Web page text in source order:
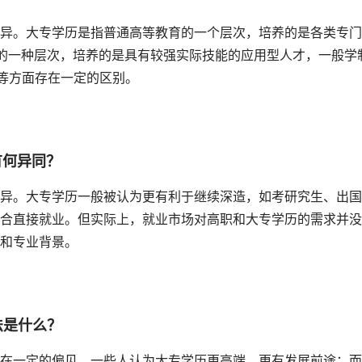
。大专学历是指普通高等教育的一个层次，培养的是各类专
种层次，培养的是具有较强实际技能的应用型人才，一般学
面存在一定的区别。
异同？
。大专学历一般被认为更有利于继续深造，如考研究生、出
直接就业。但实际上，就业市场对高职和大专学历的需求并
专业背景。
什么？